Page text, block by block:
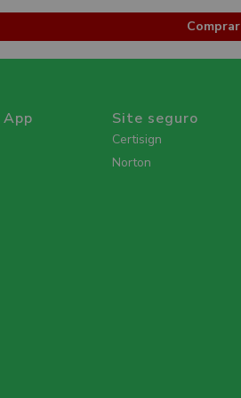
Comprar
Site seguro
Certisign
Norton